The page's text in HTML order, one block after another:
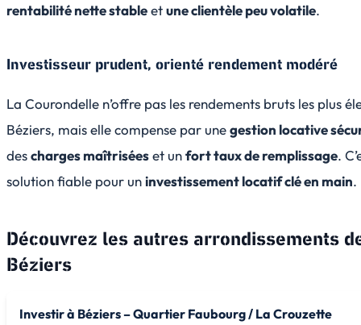
rentabilité nette stableetune clientèle peu volatile.
Investisseur prudent, orienté rendement modéré
La Courondelle n’offre pas les rendements bruts les plus
Béziers, mais elle compense par unegestion locative
descharges maîtriséeset unfort taux de remplissage.
solution fiable pour uninvestissement locatif clé en main.
Découvrez les autres arrondissements
Béziers
Investir à Béziers – Quartier Faubourg / La Crouzette